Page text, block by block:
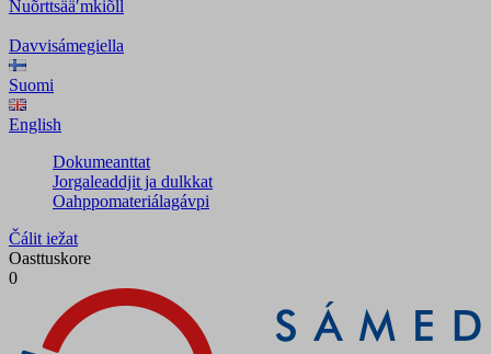
Nuõrttsääʹmǩiõll
Davvisámegiella
Suomi
English
Dokumeanttat
Jorgaleaddjit ja dulkkat
Oahppomateriálagávpi
Čálit iežat
Oasttuskore
0